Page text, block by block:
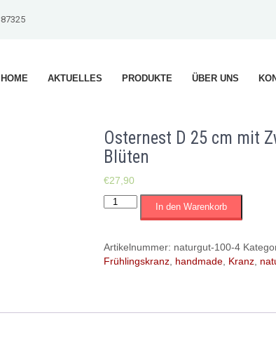
HOME AKTUELLES PRODUKTE ÜBER UNS
Osternest D 25 cm mit
Blüten
€27,90
Osternest
cm
mit
künstl.
In den Warenkorb
Artikelnummer: naturgut-100-4
Frühlingskranz, handmade, Kranz,